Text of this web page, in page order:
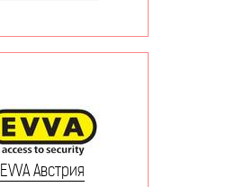
EVVA Австрия